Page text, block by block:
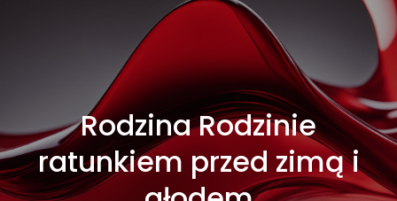
Rodzina Rodzinie
ratunkiem przed zimą i